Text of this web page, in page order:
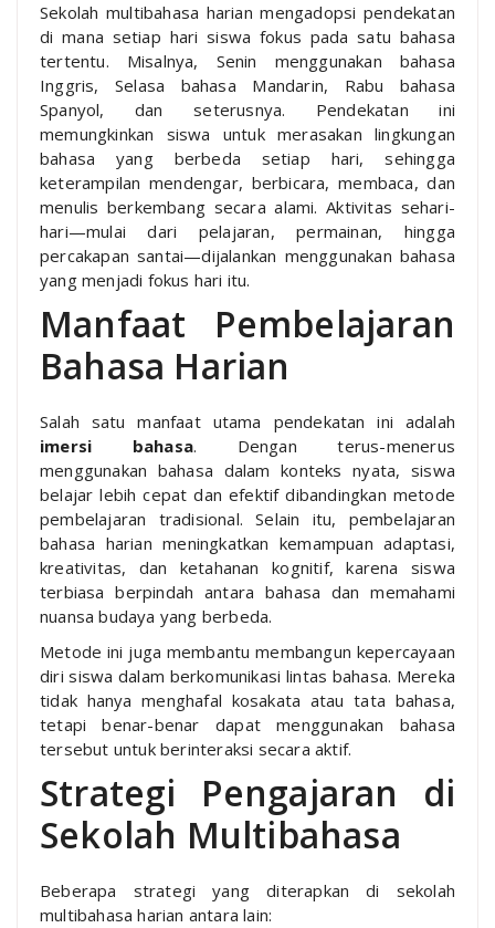
Sekolah multibahasa harian mengadopsi pendekatan
di mana setiap hari siswa fokus pada satu bahasa
tertentu. Misalnya, Senin menggunakan bahasa
Inggris, Selasa bahasa Mandarin, Rabu bahasa
Spanyol, dan seterusnya. Pendekatan ini
memungkinkan siswa untuk merasakan lingkungan
bahasa yang berbeda setiap hari, sehingga
keterampilan mendengar, berbicara, membaca, dan
menulis berkembang secara alami. Aktivitas sehari-
hari—mulai dari pelajaran, permainan, hingga
percakapan santai—dijalankan menggunakan bahasa
yang menjadi fokus hari itu.
Manfaat Pembelajaran
Bahasa Harian
Salah satu manfaat utama pendekatan ini adalah
imersi bahasa. Dengan terus-menerus
menggunakan bahasa dalam konteks nyata, siswa
belajar lebih cepat dan efektif dibandingkan metode
pembelajaran tradisional. Selain itu, pembelajaran
bahasa harian meningkatkan kemampuan adaptasi,
kreativitas, dan ketahanan kognitif, karena siswa
terbiasa berpindah antara bahasa dan memahami
nuansa budaya yang berbeda.
Metode ini juga membantu membangun kepercayaan
diri siswa dalam berkomunikasi lintas bahasa. Mereka
tidak hanya menghafal kosakata atau tata bahasa,
tetapi benar-benar dapat menggunakan bahasa
tersebut untuk berinteraksi secara aktif.
Strategi Pengajaran di
Sekolah Multibahasa
Beberapa strategi yang diterapkan di sekolah
multibahasa harian antara lain: